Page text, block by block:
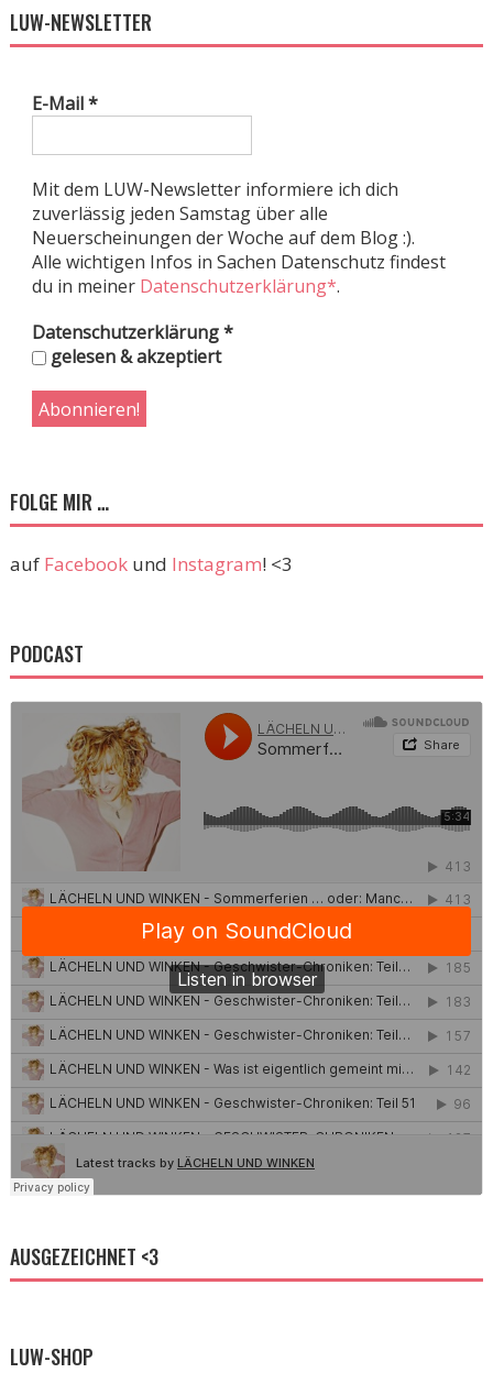
LUW-NEWSLETTER
E-Mail*
Mit dem LUW-Newsletter informiere ich dich
zuverlässig jeden Samstag über alle
Neuerscheinungen der Woche auf dem Blog :).
Alle wichtigen Infos in Sachen Datenschutz findest
du in meiner Datenschutzerklärung*.
Datenschutzerklärung*
gelesen & akzeptiert
FOLGE MIR …
auf Facebookund Instagram! <3
PODCAST
AUSGEZEICHNET <3
LUW-SHOP